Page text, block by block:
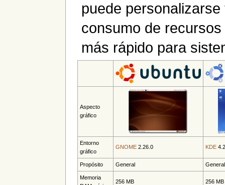
puede
consumo de
más rápido para
Aspecto
gráfico
Entorno
gráfico
GNOME 2.26.0 KDE
Propósito General General
Memoria
256 MB 256 MB